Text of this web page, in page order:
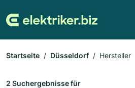
Startseite Düsseldorf Hersteller
2 Suchergebnisse für